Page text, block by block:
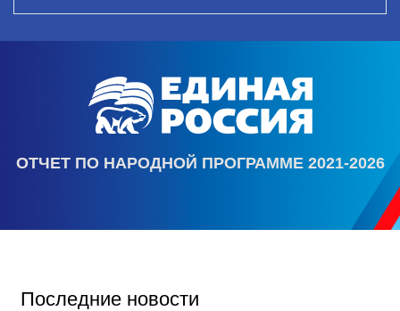
ОТЧЕТ ПО НАРОДНОЙ ПРОГРАММЕ 2021-2026
Последние новости